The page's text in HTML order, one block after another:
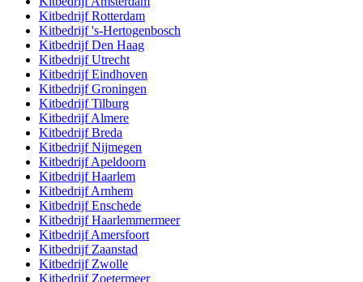
KitbedrijfRotterdam
Kitbedrijf's-Hertogenbosch
KitbedrijfDen Haag
KitbedrijfUtrecht
KitbedrijfEindhoven
KitbedrijfGroningen
KitbedrijfTilburg
KitbedrijfAlmere
KitbedrijfBreda
KitbedrijfNijmegen
KitbedrijfApeldoorn
KitbedrijfHaarlem
KitbedrijfArnhem
KitbedrijfEnschede
KitbedrijfHaarlemmermeer
KitbedrijfAmersfoort
Kitbedrijf Zaanstad
Kitbedrijf Zwolle
Kitbedrijf Zoetermeer